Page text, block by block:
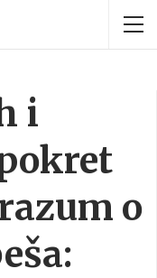
i
o